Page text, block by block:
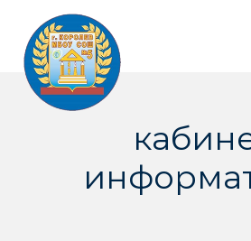
content